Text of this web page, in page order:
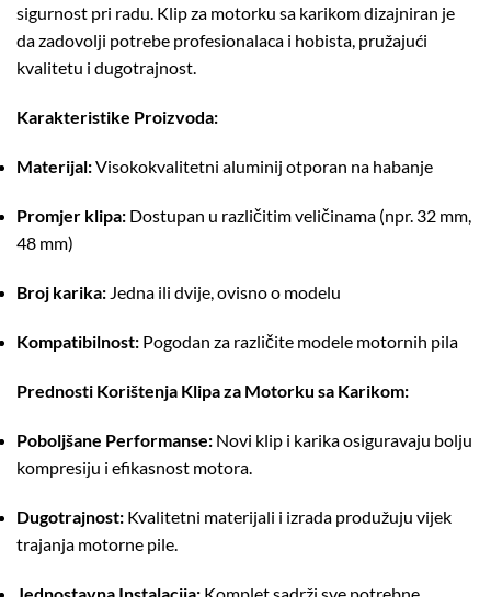
sigurnost pri radu. Klip za motorku sa karikom dizajniran je
da zadovolji potrebe profesionalaca i hobista, pružajući
kvalitetu i dugotrajnost.
Karakteristike Proizvoda:
Materijal:Visokokvalitetni aluminij otporan na habanje
Promjer klipa: Dostupan u različitim veličinama (npr. 32 mm,
48 mm)
Broj karika: Jedna ili dvije, ovisno o modelu
Kompatibilnost: Pogodan za različite modele motornih pila
Prednosti Korištenja Klipa za Motorku sa Karikom:
Poboljšane Performanse: Novi klip i karika osiguravaju bolju
kompresiju i efikasnost motora.
Dugotrajnost: Kvalitetni materijali i izrada produžuju vijek
trajanja motorne pile.